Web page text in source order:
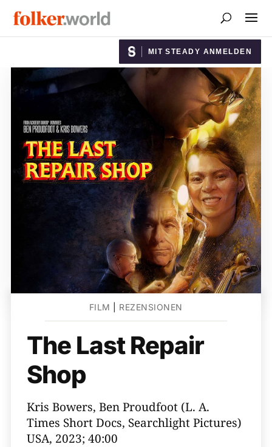
MIT STEADY ANMELDEN
FILM REZENSIONEN
The Last Repair
Shop
Kris Bowers, Ben Proudfoot (L. A.
Times Short Docs, Searchlight Pictures)
USA, 2023; 40:00